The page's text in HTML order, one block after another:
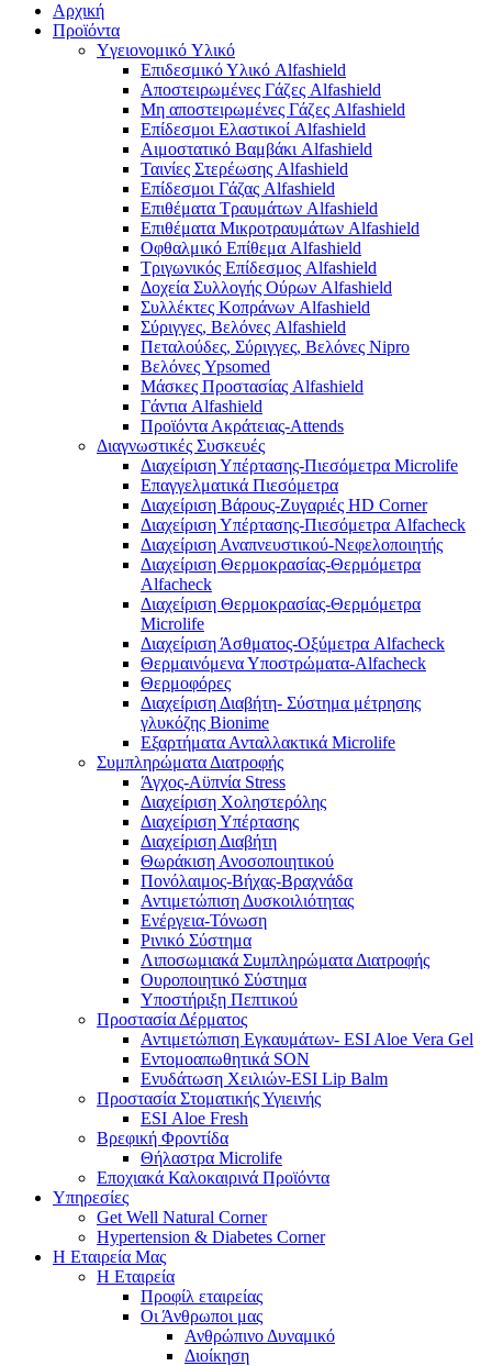
Αρχική
Προϊόντα
Yγειονομικό Yλικό
Επιδεσμικό Υλικό Alfashield
Αποστειρωμένες Γάζες Alfashield
Μη αποστειρωμένες Γάζες Alfashield
Επίδεσμοι Ελαστικοί Alfashield
Αιμοστατικό Βαμβάκι Alfashield
Ταινίες Στερέωσης Alfashield
Επίδεσμοι Γάζας Alfashield
Επιθέματα Τραυμάτων Alfashield
Επιθέματα Μικροτραυμάτων Alfashield
Οφθαλμικό Eπίθεμα Alfashield
Τριγωνικός Επίδεσμος Alfashield
Δοχεία Συλλογής Ούρων Alfashield
Συλλέκτες Κοπράνων Alfashield
Σύριγγες, Βελόνες Alfashield
Πεταλούδες, Σύριγγες, Βελόνες Nipro
Βελόνες Ypsomed
Μάσκες Προστασίας Alfashield
Γάντια Alfashield
Προϊόντα Ακράτειας-Attends
Διαγνωστικές Συσκευές
Διαχείριση Υπέρτασης-Πιεσόμετρα Microlife
Επαγγελματικά Πιεσόμετρα
Διαχείριση Βάρους-Ζυγαριές HD Corner
Διαχείριση Υπέρτασης-Πιεσόμετρα Alfacheck
Διαχείριση Αναπνευστικού-Νεφελοποιητής
Διαχείριση Θερμοκρασίας-Θερμόμετρα
Alfacheck
Διαχείριση Θερμοκρασίας-Θερμόμετρα
Microlife
Διαχείριση Άσθματος-Οξύμετρα Alfacheck
Θερμαινόμενα Υποστρώματα-Alfacheck
Θερμοφόρες
Διαχείριση Διαβήτη- Σύστημα μέτρησης
γλυκόζης Bionime
Εξαρτήματα Ανταλλακτικά Microlife
Συμπληρώματα Διατροφής
Άγχος-Αϋπνία Stress
Διαχείριση Χοληστερόλης
Διαχείριση Υπέρτασης
Διαχείριση Διαβήτη
Θωράκιση Ανοσοποιητικού
Πονόλαιμος-Βήχας-Βραχνάδα
Αντιμετώπιση Δυσκοιλιότητας
Eνέργεια-Τόνωση
Ρινικό Σύστημα
Λιποσωμιακά Συμπληρώματα Διατροφής
Ουροποιητικό Σύστημα
Υποστήριξη Πεπτικού
Προστασία Δέρματος
Αντιμετώπιση Εγκαυμάτων- ESI Aloe Vera Gel
Εντομοαπωθητικά SON
Ενυδάτωση Χειλιών-ESI Lip Balm
Προστασία Στοματικής Υγιεινής
ESI Αloe Fresh
Βρεφική Φροντίδα
Θήλαστρα Microlife
Εποχιακά Καλοκαιρινά Προϊόντα
Υπηρεσίες
Get Well Natural Corner
Hypertension & Diabetes Corner
Η Εταιρεία Μας
Η Εταιρεία
Προφίλ εταιρείας
Οι Άνθρωποι μας
Ανθρώπινο Δυναμικό
Διοίκηση